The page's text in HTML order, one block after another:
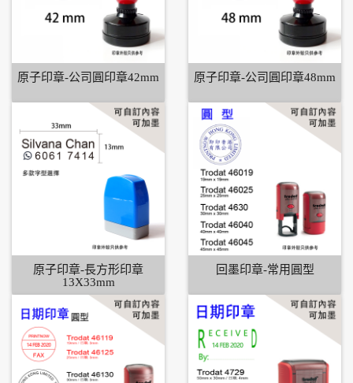
原子印章-公司圓印章42mm 原子印章-公司圓印章48mm
原子印章-長方形印章
13X33mm
回墨印章-常用圓型